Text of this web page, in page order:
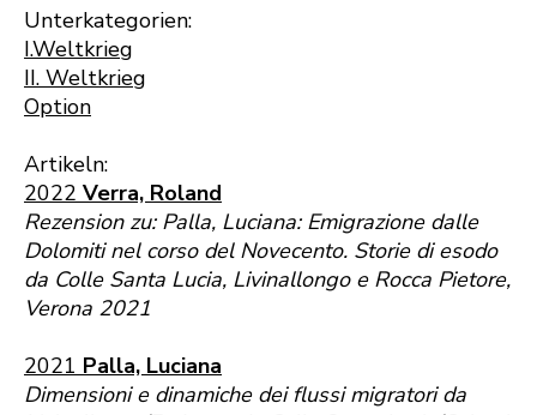
Unterkategorien:
I.Weltkrieg
II. Weltkrieg
Option
Artikeln:
2022 Verra, Roland
Rezension zu: Palla, Luciana: Emigrazione dalle
Dolomiti nel corso del Novecento. Storie di esodo
da Colle Santa Lucia, Livinallongo e Rocca Pietore,
Verona 2021
2021 Palla, Luciana
Dimensioni e dinamiche dei flussi migratori da